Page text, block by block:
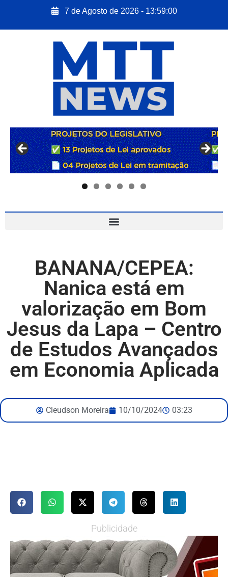
7 de Agosto de 2026 - 13:59:00
BANANA/CEPEA:
Nanica está em
valorização em Bom
Jesus da Lapa – Centro
de Estudos Avançados
em Economia Aplicada
Cleudson Moreira 10/10/2024 03:23
Publicidade